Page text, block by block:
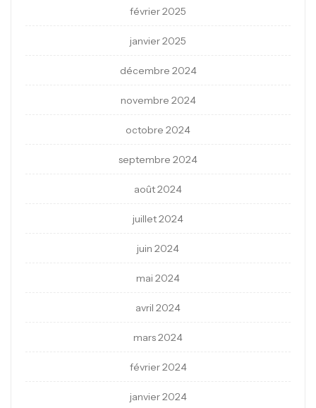
février 2025
janvier 2025
décembre 2024
novembre 2024
octobre 2024
septembre 2024
août 2024
juillet 2024
juin 2024
mai 2024
avril 2024
mars 2024
février 2024
janvier 2024